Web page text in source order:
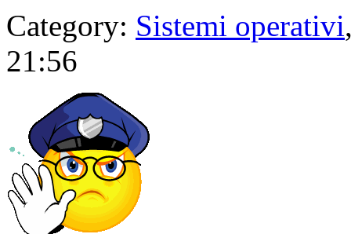
Category: Sistemi operativi
21:56